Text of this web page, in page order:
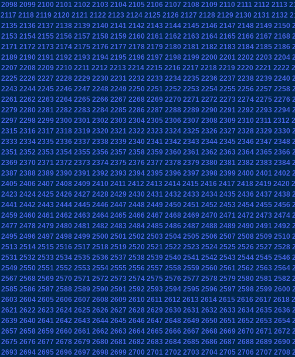
2098 2099 2100 2101 2102 2103 2104 2105 2106 2107 2108 2109 2110 2111 2112 2113
2117 2118 2119 2120 2121 2122 2123 2124 2125 2126 2127 2128 2129 2130 2131 2132
2135 2136 2137 2138 2139 2140 2141 2142 2143 2144 2145 2146 2147 2148 2149 2150
2153 2154 2155 2156 2157 2158 2159 2160 2161 2162 2163 2164 2165 2166 2167 2168
2171 2172 2173 2174 2175 2176 2177 2178 2179 2180 2181 2182 2183 2184 2185 2186
2189 2190 2191 2192 2193 2194 2195 2196 2197 2198 2199 2200 2201 2202 2203 2204
2207 2208 2209 2210 2211 2212 2213 2214 2215 2216 2217 2218 2219 2220 2221 2222
2225 2226 2227 2228 2229 2230 2231 2232 2233 2234 2235 2236 2237 2238 2239 2240
2243 2244 2245 2246 2247 2248 2249 2250 2251 2252 2253 2254 2255 2256 2257 2258
2261 2262 2263 2264 2265 2266 2267 2268 2269 2270 2271 2272 2273 2274 2275 2276
2279 2280 2281 2282 2283 2284 2285 2286 2287 2288 2289 2290 2291 2292 2293 2294
2297 2298 2299 2300 2301 2302 2303 2304 2305 2306 2307 2308 2309 2310 2311 2312
2315 2316 2317 2318 2319 2320 2321 2322 2323 2324 2325 2326 2327 2328 2329 2330
2333 2334 2335 2336 2337 2338 2339 2340 2341 2342 2343 2344 2345 2346 2347 2348
2351 2352 2353 2354 2355 2356 2357 2358 2359 2360 2361 2362 2363 2364 2365 2366
2369 2370 2371 2372 2373 2374 2375 2376 2377 2378 2379 2380 2381 2382 2383 2384
2387 2388 2389 2390 2391 2392 2393 2394 2395 2396 2397 2398 2399 2400 2401 2402
2405 2406 2407 2408 2409 2410 2411 2412 2413 2414 2415 2416 2417 2418 2419 2420
2423 2424 2425 2426 2427 2428 2429 2430 2431 2432 2433 2434 2435 2436 2437 2438
2441 2442 2443 2444 2445 2446 2447 2448 2449 2450 2451 2452 2453 2454 2455 2456
2459 2460 2461 2462 2463 2464 2465 2466 2467 2468 2469 2470 2471 2472 2473 2474
2477 2478 2479 2480 2481 2482 2483 2484 2485 2486 2487 2488 2489 2490 2491 2492
2495 2496 2497 2498 2499 2500 2501 2502 2503 2504 2505 2506 2507 2508 2509 2510
2513 2514 2515 2516 2517 2518 2519 2520 2521 2522 2523 2524 2525 2526 2527 2528
2531 2532 2533 2534 2535 2536 2537 2538 2539 2540 2541 2542 2543 2544 2545 2546
2549 2550 2551 2552 2553 2554 2555 2556 2557 2558 2559 2560 2561 2562 2563 2564
2567 2568 2569 2570 2571 2572 2573 2574 2575 2576 2577 2578 2579 2580 2581 2582
2585 2586 2587 2588 2589 2590 2591 2592 2593 2594 2595 2596 2597 2598 2599 2600
2603 2604 2605 2606 2607 2608 2609 2610 2611 2612 2613 2614 2615 2616 2617 2618
2621 2622 2623 2624 2625 2626 2627 2628 2629 2630 2631 2632 2633 2634 2635 2636
2639 2640 2641 2642 2643 2644 2645 2646 2647 2648 2649 2650 2651 2652 2653 2654
2657 2658 2659 2660 2661 2662 2663 2664 2665 2666 2667 2668 2669 2670 2671 2672
2675 2676 2677 2678 2679 2680 2681 2682 2683 2684 2685 2686 2687 2688 2689 2690
2693 2694 2695 2696 2697 2698 2699 2700 2701 2702 2703 2704 2705 2706 2707 2708